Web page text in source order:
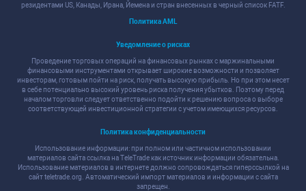
резидентами US, Канады, Ирана, Йемена и стран внесенных в черный список FATF.
Политика AML
Уведомление о рисках
Проведение торговых операций на финансовых рынках с маржинальными
финансовыми инструментами открывает широкие возможности и позволяет
инвесторам, готовым пойти на риск, получать высокую прибыль. Но при этом несет
в себе потенциально высокий уровень риска получения убытков. Поэтому перед
началом торговли следует ответственно подойти к решению вопроса о выборе
соответствующей инвестиционной стратегии с учетом имеющихся ресурсов.
Политика конфиденциальности
Использование информации: при полном или частичном использовании
материалов сайта ссылка на TeleTrade как источник информации обязательна.
Использование материалов в интернете должно сопровождаться гиперссылкой на
сайт teletrade.org. Автоматический импорт материалов и информации с сайта
запрещен.